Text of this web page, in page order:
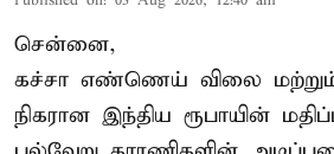
சென்னை,
கச்சா எண்ணெய் விலை மற்றும்
நிகரான இந்திய ரூபாயின்